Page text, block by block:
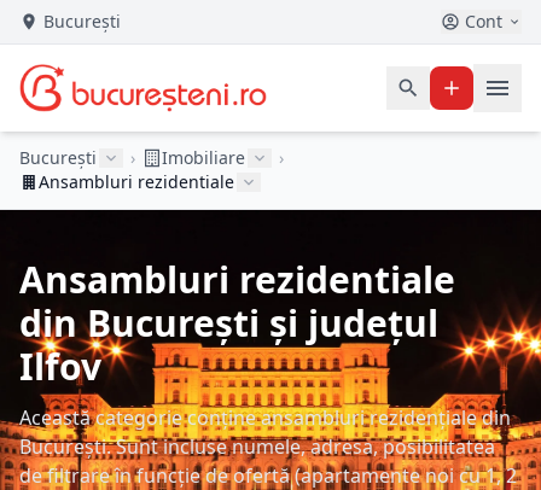
București Cont
București › Imobiliare
›
Ansambluri rezidentiale
Ansambluri rezidentiale
din București și județul
Ilfov
Această categorie conține ansambluri rezidențiale din
București. Sunt incluse numele, adresa, posibilitatea
de filtrare în funcție de ofertă (apartamente noi cu 1, 2